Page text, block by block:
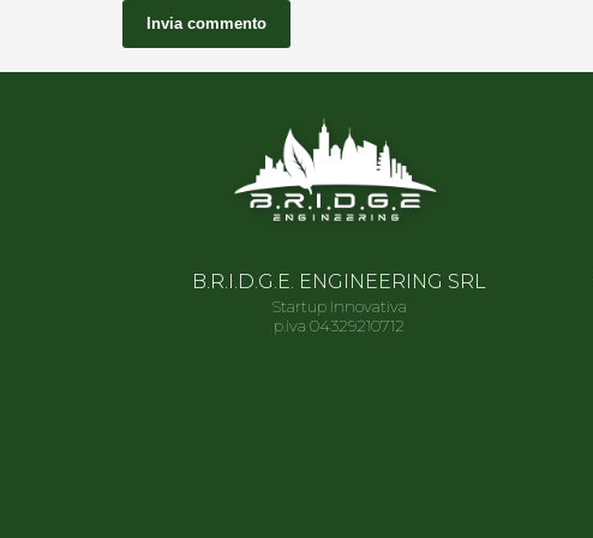
B.R.I.D.G.E. ENGINEERING SRL
Startup Innovativa
p.iva 04329210712